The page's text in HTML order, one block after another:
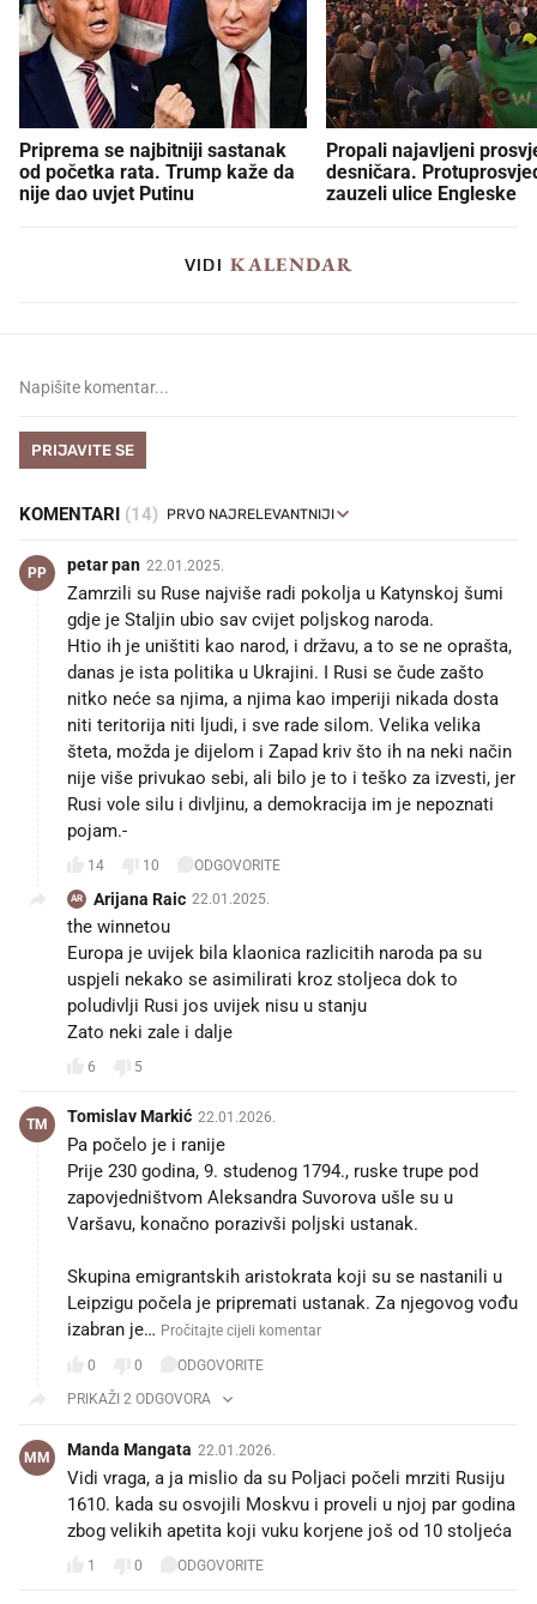
Priprema se najbitniji sastanak
od početka rata. Trump kaže da
nije dao uvjet Putinu
Propali najavljeni
desničara.
zauzeli ulice Engleske
VIDI KALENDAR
PRIJAVITE SE
KOMENTARI (14)
PP petar pan 22.01.2025.
Zamrzili su Ruse najviše radi pokolja u Katynskoj šumi
gdje je Staljin ubio sav cvijet poljskog naroda.
Htio ih je uništiti kao narod, i državu, a to se ne oprašta,
danas je ista politika u Ukrajini. I Rusi se čude zašto
nitko neće sa njima, a njima kao imperiji nikada dosta
niti teritorija niti ljudi, i sve rade silom. Velika velika
šteta, možda je dijelom i Zapad kriv što ih na neki način
nije više privukao sebi, ali bilo je to i teško za izvesti, jer
Rusi vole silu i divljinu, a demokracija im je nepoznati
pojam.-
14 10 ODGOVORITE
AR Arijana Raic 22.01.2025.
the winnetou
Europa je uvijek bila klaonica razlicitih naroda pa su
uspjeli nekako se asimilirati kroz stoljeca dok to
poludivlji Rusi jos uvijek nisu u stanju
Zato neki zale i dalje
6 5
TM Tomislav Markić 22.01.2026.
Pa počelo je i ranije
Prije 230 godina, 9. studenog 1794., ruske trupe pod
zapovjedništvom Aleksandra Suvorova ušle su u
Varšavu, konačno porazivši poljski ustanak.
Skupina emigrantskih aristokrata koji su se nastanili u
Leipzigu počela je pripremati ustanak. Za njegovog vođu
izabran je… Pročitajte cijeli komentar
0 0
ODGOVORITE
PRIKAŽI 2 ODGOVORA
MM Manda Mangata 22.01.2026.
Vidi vraga, a ja mislio da su Poljaci počeli mrziti Rusiju
1610. kada su osvojili Moskvu i proveli u njoj par godina
zbog velikih apetita koji vuku korjene još od 10 stoljeća
1 0 ODGOVORITE